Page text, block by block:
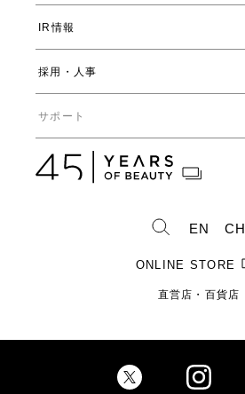
数字で見るヤーマン
受賞一覧
直営店・百貨店
開発ストーリー
環境
社会
IR情報
経営方針
コーポレートガバナンス
ディスクロージャーポリシー
IRライブラリ一覧
株式情報
株式概要
Investor Relations
採用・人事
人事からのメッセージ
数字で見るヤーマン
製品ができるまで
サポート
カタログ・取扱説明書
EN CH
ONLINE STORE
直営店・百貨店